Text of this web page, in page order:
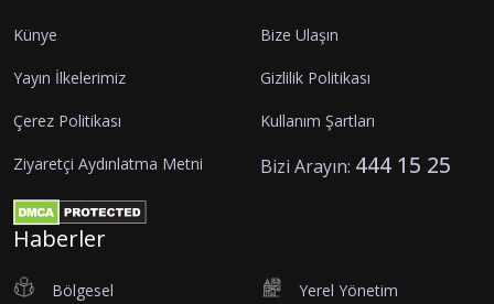
Künye Bize Ulaşın
Yayın İlkelerimiz Gizlilik Politikası
Çerez Politikası Kullanım Şartları
Ziyaretçi Aydınlatma Metni Bizi Arayın: 444 15 25
Haberler
Bölgesel Yerel Yönetim